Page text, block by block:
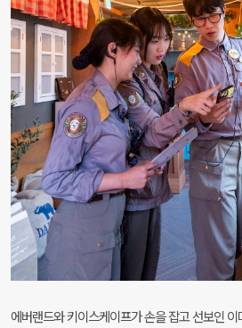
에버랜드와 키이스케이프가 손을 잡고 선보인